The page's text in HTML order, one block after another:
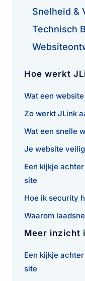
Snelheid &
Technisch
Hoe werkt
Wat een
Zo werkt JLink
Wat een snelle
Je website
Een kijkje
site
Hoe ik security
Waarom
Meer inzicht
Een kijkje
site